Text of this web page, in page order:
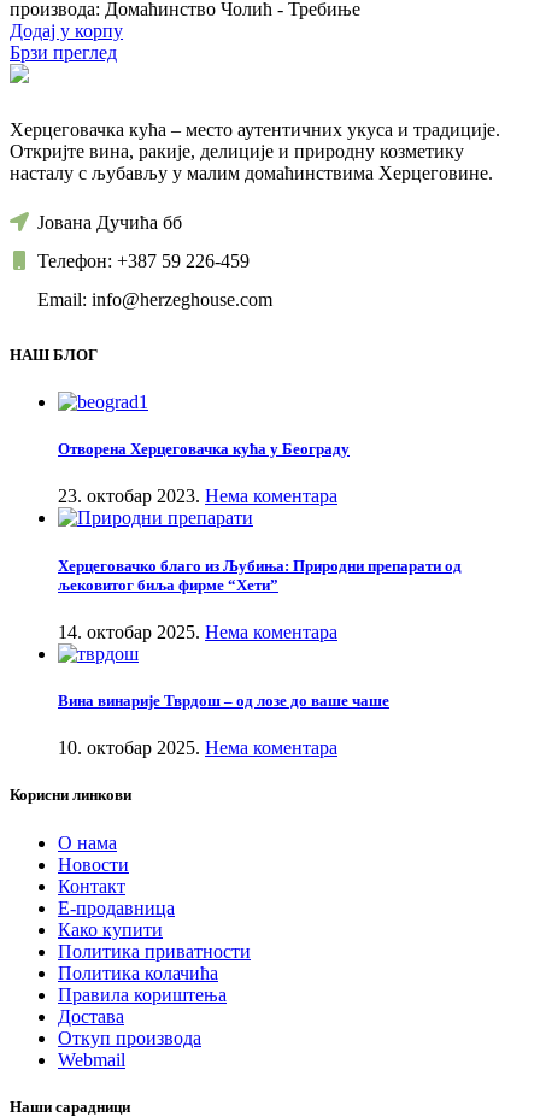
производа: Домаћинство Чолић - Требиње
Додај у корпу
Брзи преглед
Херцеговачка кућа – место аутентичних укуса и традиције.
Откријте вина, ракије, делиције и природну козметику
насталу с љубављу у малим домаћинствима Херцеговине.
Јована Дучића бб
Телефон: +387 59 226-459
Email: info@herzeghouse.com
НАШ БЛОГ
Отворена Херцеговачка кућа у Београду
23. октобар 2023. Нема коментара
Херцеговачко благо из Љубиња: Природни препарати од
љековитог биља фирме “Хети”
14. октобар 2025. Нема коментара
Вина винарије Тврдош – од лозе до ваше чаше
10. октобар 2025. Нема коментара
Корисни линкови
О нама
Новости
Контакт
Е-продавница
Како купити
Политика приватности
Политика колачића
Правила кориштења
Достава
Откуп производа
Webmail
Наши сарадници